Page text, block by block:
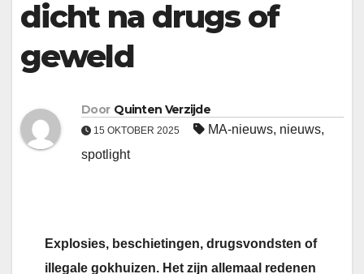
dicht na drugs of
geweld
Door Quinten Verzijde
15 OKTOBER 2025 MA-nieuws, nieuws,
spotlight
Explosies, beschietingen, drugsvondsten of
illegale gokhuizen. Het zijn allemaal redenen